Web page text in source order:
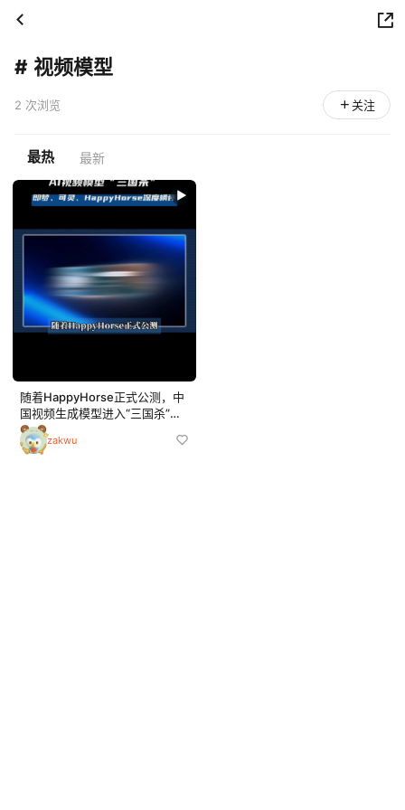
# 视频模型
2 次浏览 关注
最热 最新
随着HappyHorse正式公测，中
国视频生成模型进入“三国杀”。
字节即梦、快手可灵、阿里Hap
pyHorse，谁才是中文视频最强
zakwu